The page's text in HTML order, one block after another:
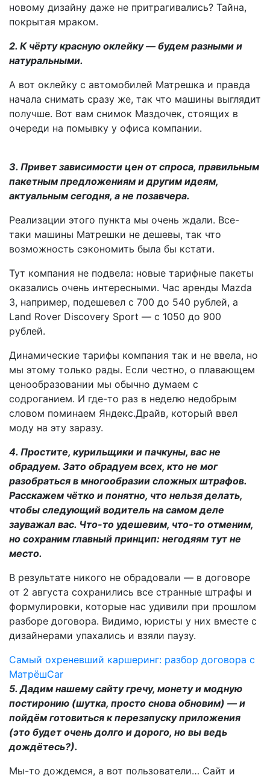
новому дизайну даже не притрагивались? Тайна,
покрытая мраком.
2. К чёрту красную оклейку — будем разными и
натуральными.
А вот оклейку с автомобилей Матрешка и правда
начала снимать сразу же, так что машины выглядит
получше. Вот вам снимок Маздочек, стоящих в
очереди на помывку у офиса компании.
3. Привет зависимости цен от спроса, правильным
пакетным предложениям и другим идеям,
актуальным сегодня, а не позавчера.
Реализации этого пункта мы очень ждали. Все-
таки машины Матрешки не дешевы, так что
возможность сэкономить была бы кстати.
Тут компания не подвела: новые тарифные пакеты
оказались очень интересными. Час аренды Mazda
3, например, подешевел с 700 до 540 рублей, а
Land Rover Discovery Sport — с 1050 до 900
рублей.
Динамические тарифы компания так и не ввела, но
мы этому только рады. Если честно, о плавающем
ценообразовании мы обычно думаем с
содроганием. И где-то раз в неделю недобрым
словом поминаем Яндекс.Драйв, который ввел
моду на эту заразу.
4. Простите, курильщики и пачкуны, вас не
обрадуем. Зато обрадуем всех, кто не мог
разобраться в многообразии сложных штрафов.
Расскажем чётко и понятно, что нельзя делать,
чтобы следующий водитель на самом деле
зауважал вас. Что-то удешевим, что-то отменим,
но сохраним главный принцип: негодяям тут не
место.
В результате никого не обрадовали — в договоре
от 2 августа сохранились все странные штрафы и
формулировки, которые нас удивили при прошлом
разборе договора. Видимо, юристы у них вместе с
дизайнерами упахались и взяли паузу.
Самый охреневший каршеринг: разбор договора с
МатрёшCar
5. Дадим нашему сайту гречу, монету и модную
постиронию (шутка, просто снова обновим) — и
пойдём готовиться к перезапуску приложения
(это будет очень долго и дорого, но вы ведь
дождётесь?).
Мы-то дождемся, а вот пользователи… Сайт и